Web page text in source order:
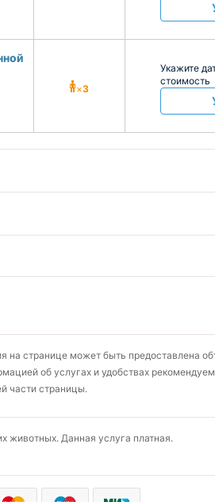
×3
Укажите
стоимость
на странице может быть предоставлена
об услугах и удобствах рекомендуем
части страницы.
животных. Данная услуга платная.